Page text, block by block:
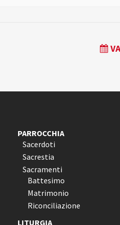
PARROCCHIA
Sacerdoti
Sacrestia
Sacramenti
Battesimo
Matrimonio
Riconciliazione
LITURGIA